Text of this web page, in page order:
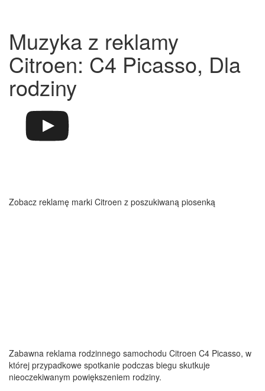
Muzyka z reklamy
Citroen: C4 Picasso, Dla
rodziny
Zobacz reklamę marki Citroen z poszukiwaną piosenką
Zabawna reklama rodzinnego samochodu Citroen C4 Picasso, w
której przypadkowe spotkanie podczas biegu skutkuje
nieoczekiwanym powiększeniem rodziny.